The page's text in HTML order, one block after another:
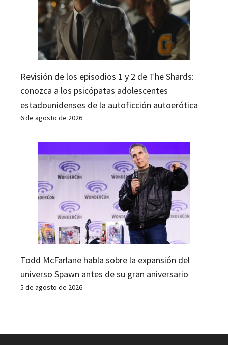
Revisión de los episodios 1 y 2 de The Shards:
conozca a los psicópatas adolescentes
estadounidenses de la autoficción autoerótica
6 de agosto de 2026
Todd McFarlane habla sobre la expansión del
universo Spawn antes de su gran aniversario
5 de agosto de 2026